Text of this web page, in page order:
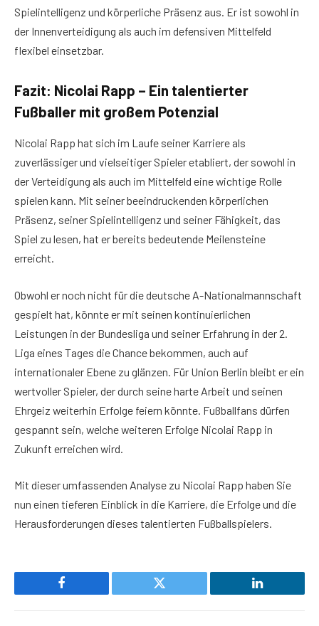
Spielintelligenz und körperliche Präsenz aus. Er ist sowohl in
der Innenverteidigung als auch im defensiven Mittelfeld
flexibel einsetzbar.
Fazit: Nicolai Rapp – Ein talentierter
Fußballer mit großem Potenzial
Nicolai Rapp hat sich im Laufe seiner Karriere als
zuverlässiger und vielseitiger Spieler etabliert, der sowohl in
der Verteidigung als auch im Mittelfeld eine wichtige Rolle
spielen kann. Mit seiner beeindruckenden körperlichen
Präsenz, seiner Spielintelligenz und seiner Fähigkeit, das
Spiel zu lesen, hat er bereits bedeutende Meilensteine
erreicht.
Obwohl er noch nicht für die deutsche A-Nationalmannschaft
gespielt hat, könnte er mit seinen kontinuierlichen
Leistungen in der Bundesliga und seiner Erfahrung in der 2.
Liga eines Tages die Chance bekommen, auch auf
internationaler Ebene zu glänzen. Für Union Berlin bleibt er ein
wertvoller Spieler, der durch seine harte Arbeit und seinen
Ehrgeiz weiterhin Erfolge feiern könnte. Fußballfans dürfen
gespannt sein, welche weiteren Erfolge Nicolai Rapp in
Zukunft erreichen wird.
Mit dieser umfassenden Analyse zu Nicolai Rapp haben Sie
nun einen tieferen Einblick in die Karriere, die Erfolge und die
Herausforderungen dieses talentierten Fußballspielers.
Facebook Twitter LinkedIn